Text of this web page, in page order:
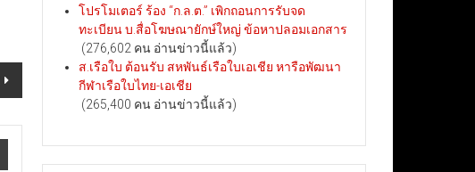
โปรโมเตอร์ ร้อง “ก.ล.ต.” เพิกถอนการรับจด
ทะเบียน บ.สื่อโฆษณายักษ์ใหญ่ ข้อหาปลอมเอกสาร
(276,602 คน อ่านข่าวนี้แล้ว)
ส.เรือใบ ต้อนรับ สหพันธ์เรือใบเอเชีย หารือพัฒนา
กีฬาเรือใบไทย-เอเชีย
(265,400 คน อ่านข่าวนี้แล้ว)